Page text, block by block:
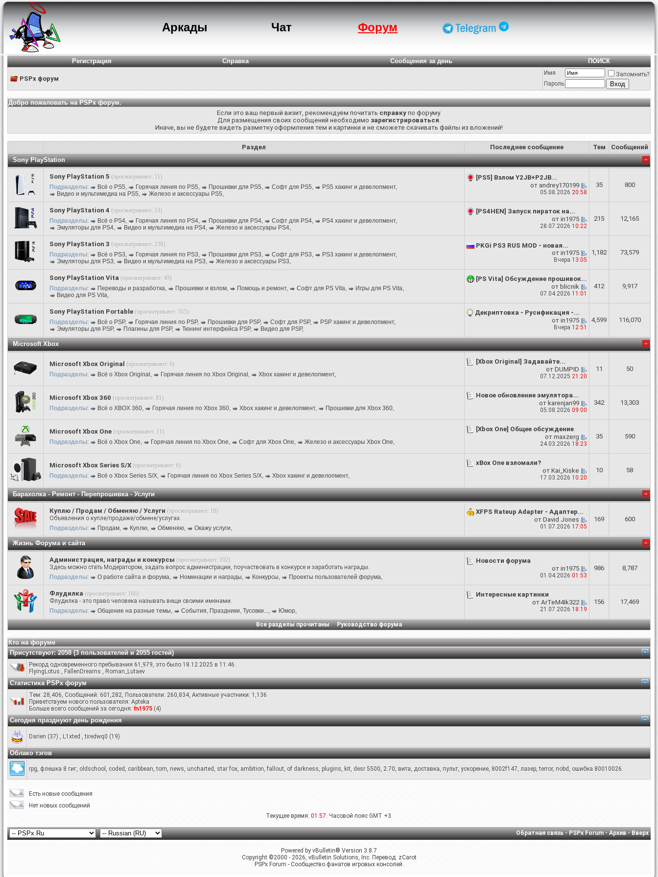
Аркады Чат Форум
Регистрация Справка Сообщения за день ПОИСК
PSPx форум
Имя
Запомнить?
Пароль
Добро пожаловать на PSPx форум.
Если это ваш первый визит, рекомендуем почитать справку по форуму.
Для размещения своих сообщений необходимо зарегистрироваться.
Иначе, вы не будете видеть разметку оформления тем и картинки и не сможете скачивать файлы из вложений!
Раздел Последнее сообщение Тем
Сообщений
Sony PlayStation
Sony PlayStation 5 (просматривают: 11)
Подразделы: Всё о PS5, Горячая линия по PS5, Прошивки для PS5, Софт для PS5, PS5 хакинг и девелопмент,
Видео и мультимедиа на PS5, Железо и аксессуары PS5,
[PS5] Взлом Y2JB+P2JB...
от andrey170199
05.08.2026 20:58
35 800
Sony PlayStation 4 (просматривают: 53)
Подразделы: Всё о PS4, Горячая линия по PS4, Прошивки для PS4, Софт для PS4, PS4 хакинг и девелопмент,
Эмуляторы для PS4, Видео и мультимедиа на PS4, Железо и аксессуары PS4,
[PS4HEN] Запуск пираток на...
от in1975
28.07.2026 10:22
215 12,165
Sony PlayStation 3 (просматривают: 238)
Подразделы: Всё о PS3, Горячая линия по PS3, Прошивки для PS3, Софт для PS3, PS3 хакинг и девелопмент,
Эмуляторы для PS3, Видео и мультимедиа на PS3, Железо и аксессуары PS3,
PKGi PS3 RUS MOD - новая...
от in1975
Вчера 13:05
1,182 73,579
Sony PlayStation Vita (просматривают: 49)
Подразделы: Переводы и разработка, Прошивки и взлом, Помощь и ремонт, Софт для PS Vita, Игры для PS Vita,
Видео для PS Vita,
[PS Vita] Обсуждение прошивок...
от blicnik
07.04.2026 11:01
412 9,917
Sony PlayStation Portable (просматривают: 355)
Подразделы: Всё о PSP, Горячая линия по PSP, Прошивки для PSP, Софт для PSP, PSP хакинг и девелопмент,
Эмуляторы для PSP, Плагины для PSP, Тюнинг интерфейса PSP, Видео для PSP,
Декриптовка - Русификация -...
от in1975
Вчера 12:51
4,599 116,070
Microsoft Xbox
Microsoft Xbox Original (просматривают: 6)
Подразделы: Всё о Xbox Original , Горячая линия по Xbox Original , Xbox хакинг и девелопмент,
[Xbox Original] Задавайте...
от DUMPID
07.12.2025 21:20
11 50
Microsoft Xbox 360 (просматривают: 81)
Подразделы: Всё о XBOX 360, Горячая линия по Xbox 360, Xbox хакинг и девелопмент, Прошивки для Xbox 360,
Новое обновление эмулятора...
от karenjan99
05.08.2026 09:00
342 13,303
Microsoft Xbox One (просматривают: 11)
Подразделы: Всё о Xbox One, Горячая линия по Xbox One, Софт для Xbox One, Железо и аксессуары Xbox One,
[Xbox One] Общее обсуждение
от maxzerg
24.03.2026 18:23
35 590
Microsoft Xbox Series S/X (просматривают: 6)
Подразделы: Всё о Xbox Series S/X, Горячая линия по Xbox Series S/X, Xbox хакинг и девелопмент,
xBox One взломали?
от Kai_Kiske
17.03.2026 10:20
10 58
Барахолка - Ремонт - Перепрошивка - Услуги
Куплю / Продам / Обменяю / Услуги (просматривают: 18)
Объявления о купле/продаже/обмене/услугах.
Подразделы: Продам, Куплю, Обменяю, Окажу услуги,
XFPS Rateup Adapter - Адаптер...
от David Jones
01.07.2026 17:05
169 600
Жизнь Форума и сайта
Администрация, награды и конкурсы (просматривают: 102)
Здесь можно стать Модератором, задать вопрос администрации, поучаствовать в конкурсе и заработать награды.
Подразделы: О работе сайта и форума, Номинации и награды, Конкурсы, Проекты пользователей форума,
Новости форума
от in1975
01.04.2026 01:53
986 8,787
Флудилка (просматривают: 166)
Флудилка - это право человека называть вещи своими именами.
Подразделы: Общение на разные темы, События, Праздники, Тусовки..., Юмор,
Интересные картинки
от ArTeM4Ik322
21.07.2026 18:19
156 17,469
Все разделы прочитаны Руководство форума
Кто на форуме
Присутствуют: 2058 (3 пользователей и 2055 гостей)
Рекорд одновременного пребывания 61,979, это было 18.12.2025 в 11:46.
FlyingLotus , FallenDreams , Roman_Lutaev
Статистика PSPx форум
Тем: 28,406, Сообщений: 601,282, Пользователи: 260,834, Активные участники: 1,136
Приветствуем нового пользователя: Apteka
Больше всего сообщений за сегодня: in1975 (4)
Сегодня празднуют день рождения
Darien (37) , L1xted ,tiredwq0 (19)
Облако тэгов
rpg, флешка 8 гиг, oldschool , coded , caribbean,tom, news, uncharted , star fox, ambition,fallout, of darkness, plugins, kit, desr 5500, 2.70, вита, доставка, пульт, ускорение, 8002f147, лазер,terror, nobd , ошибка 80010026.
Есть новые сообщения
Нет новых сообщений
Текущее время: 01:57. Часовой пояс GMT +3.
Обратная связь-PSPx Forum-Архив-Вверх
Powered by vBulletin® Version 3.8.7
Copyright ©2000 - 2026, vBulletin Solutions, Inc. Перевод: zCarot
PSPx Forum - Сообщество фанатов игровых консолей.